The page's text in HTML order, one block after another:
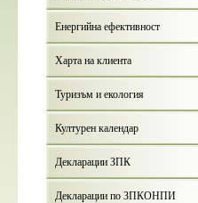
Енергийна ефективност
Харта на клиента
Туризъм и екология
Културен календар
Декларации ЗПК
Декларации по ЗПКОНПИ